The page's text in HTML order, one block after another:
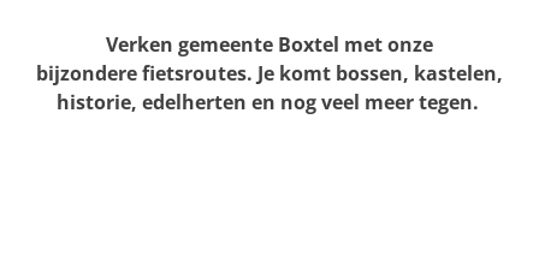
Verken gemeente Boxtel met onze
bijzondere fietsroutes. Je komt bossen, kastelen,
historie, edelherten en nog veel meer tegen.